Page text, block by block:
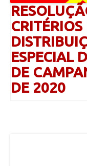
ESPECIAL
DE
DE 2020